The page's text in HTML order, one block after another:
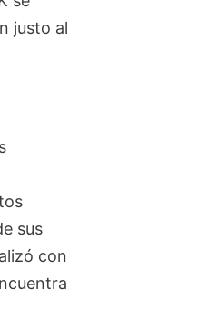
justo al
sus
con